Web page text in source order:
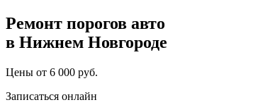
Ремонт порогов авто
в Нижнем Новгороде
Цены от 6 000 руб.
Записаться онлайн